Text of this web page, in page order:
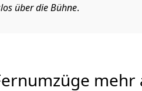
über die Bühne.
mehr